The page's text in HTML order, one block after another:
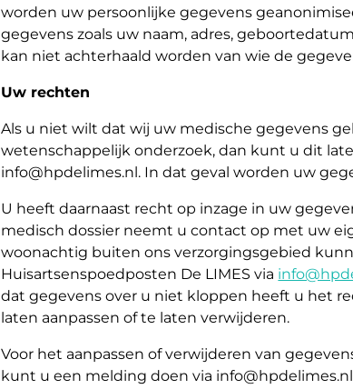
worden uw persoonlijke gegevens
gegevens zoals uw naam, adres,
kan niet achterhaald worden van wie de
Uw rechten
Als u niet wilt dat wij uw medische gegevens
wetenschappelijk onderzoek, dan kunt u dit
info@hpdelimes.nl. In dat geval worden uw
U heeft daarnaast recht op inzage in uw
medisch dossier neemt u contact op met uw
woonachtig buiten ons verzorgingsgebied
Huisartsenspoedposten De LIMES via
dat gegevens over u niet kloppen heeft u het
laten aanpassen of te laten verwijderen.
Voor het aanpassen of verwijderen van
kunt u een melding doen via